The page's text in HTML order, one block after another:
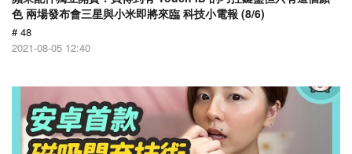
色 兩場發布會三星與小米即將來臨 科技小電報 (8/6)
# 48
2021-08-05 12:40